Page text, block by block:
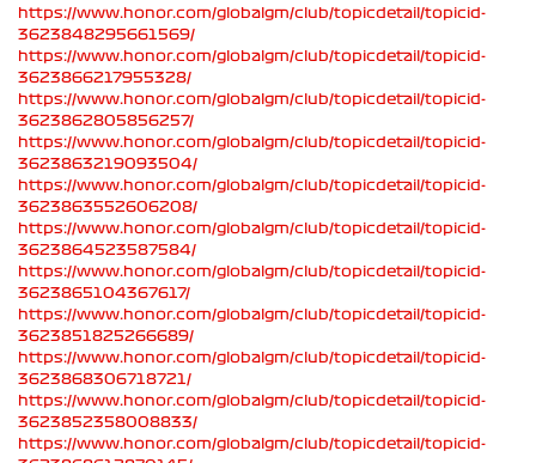
https://www.honor.com/globalgm/club/topicdetail/topicid-
3623848295661569/
https://www.honor.com/globalgm/club/topicdetail/topicid-
3623866217955328/
https://www.honor.com/globalgm/club/topicdetail/topicid-
3623862805856257/
https://www.honor.com/globalgm/club/topicdetail/topicid-
3623863219093504/
https://www.honor.com/globalgm/club/topicdetail/topicid-
3623863552606208/
https://www.honor.com/globalgm/club/topicdetail/topicid-
3623864523587584/
https://www.honor.com/globalgm/club/topicdetail/topicid-
3623865104367617/
https://www.honor.com/globalgm/club/topicdetail/topicid-
3623851825266689/
https://www.honor.com/globalgm/club/topicdetail/topicid-
3623868306718721/
https://www.honor.com/globalgm/club/topicdetail/topicid-
3623852358008833/
https://www.honor.com/globalgm/club/topicdetail/topicid-